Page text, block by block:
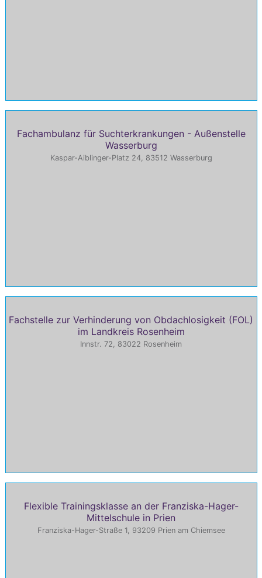
Fachambulanz für Suchterkrankungen - Außenstelle
Wasserburg
Kaspar-Aiblinger-Platz 24, 83512 Wasserburg
Fachstelle zur Verhinderung von Obdachlosigkeit (FOL)
im Landkreis Rosenheim
Innstr. 72, 83022 Rosenheim
Flexible Trainingsklasse an der Franziska-Hager-
Mittelschule in Prien
Franziska-Hager-Straße 1, 93209 Prien am Chiemsee